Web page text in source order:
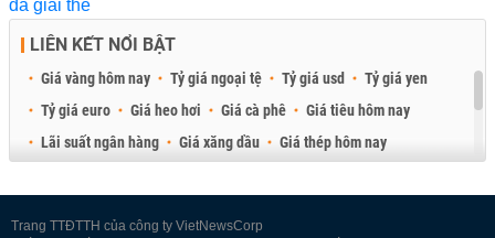
LIÊN KẾT NỔI BẬT
Giá vàng hôm nay Tỷ giá ngoại tệ Tỷ giá usd
Tỷ giá yen
Tỷ giá euro
Giá heo hơi Giá cà phê
Giá tiêu hôm nay
Lãi suất ngân hàng
Giá xăng dầu
Giá thép hôm nay
Trang TTĐTTH của công ty VietNewsCorp